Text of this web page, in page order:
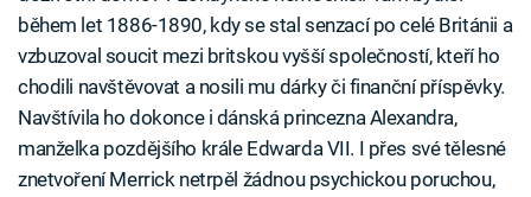
během let 1886-1890, kdy se stal senzací po celé Británii a
vzbuzoval soucit mezi britskou vyšší společností, kteří ho
chodili navštěvovat a nosili mu dárky či finanční příspěvky.
Navštívila ho dokonce i dánská princezna Alexandra,
manželka pozdějšího krále Edwarda VII. I přes své tělesné
znetvoření Merrick netrpěl žádnou psychickou poruchou,